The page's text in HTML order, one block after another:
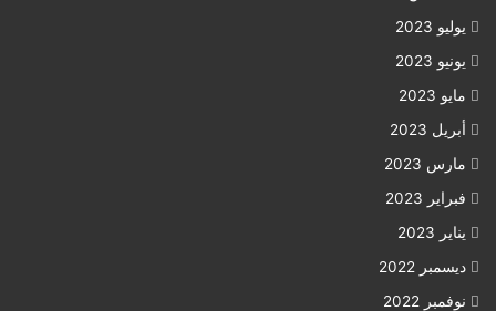
يوليو 2023
يونيو 2023
مايو 2023
أبريل 2023
مارس 2023
فبراير 2023
يناير 2023
ديسمبر 2022
نوفمبر 2022